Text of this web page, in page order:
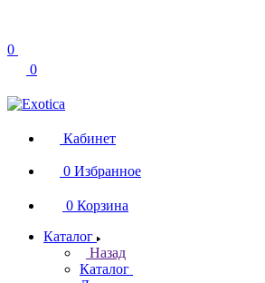
0
0
Кабинет
0 Избранное
0 Корзина
Каталог
Назад
Каталог